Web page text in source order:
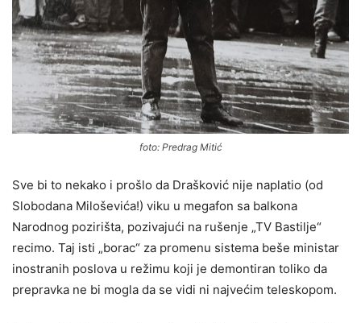
foto: Predrag Mitić
Sve bi to nekako i prošlo da Drašković nije naplatio (od
Slobodana Miloševića!) viku u megafon sa balkona
Narodnog pozirišta, pozivajući na rušenje „TV Bastilje“
recimo. Taj isti „borac“ za promenu sistema beše ministar
inostranih poslova u režimu koji je demontiran toliko da
prepravka ne bi mogla da se vidi ni najvećim teleskopom.